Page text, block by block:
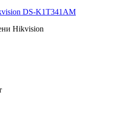
DS-K1T341AM
Hikvision